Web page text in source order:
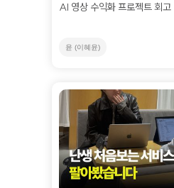
AI 영상 수익화 프로젝트 회고
윤 (이혜윤)